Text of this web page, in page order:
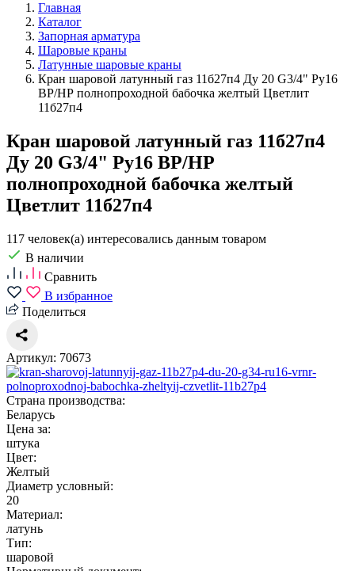
Главная
Каталог
Запорная арматура
Шаровые краны
Латунные шаровые краны
Кран шаровой латунный газ 11б27п4 Ду 20 G3/4" Ру16
ВР/НР полнопроходной бабочка желтый Цветлит
11б27п4
Кран шаровой латунный газ 11б27п4
Ду 20 G3/4" Ру16 ВР/НР
полнопроходной бабочка желтый
Цветлит 11б27п4
117 человек(а) интересовались данным товаром
В наличии
Сравнить
В избранное
Поделиться
Артикул: 70673
Страна производства:
Беларусь
Цена за:
штука
Цвет:
Желтый
Диаметр условный:
20
Материал:
латунь
Тип:
шаровой